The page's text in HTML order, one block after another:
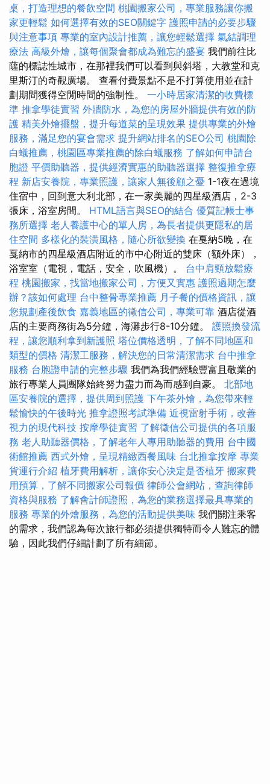
桌，打造理想的餐飲空間 桃園搬家公司，專業服務讓你搬
家更輕鬆 如何選擇有效的SEO關鍵字 護照申請的必要步驟
與注意事項 專業的室內設計推薦，讓您輕鬆選擇 氣結調理
療法 高級外燴，讓每個聚會都成為難忘的盛宴 我們前往比
薩的標誌性城市，在那裡我們可以看到與斜塔，大教堂和克
里斯汀的奇觀廣場。 查看付費景點不是不打算使用並在計
劃期間獲得空閒時間的強制性。 一小時居家清潔的收費標
準 推拿學徒實習 外牆防水，為您的房屋外牆提供有效的防
護 精美外燴擺盤，提升每道菜的呈現效果 提供專業的外燴
服務，滿足您的宴會需求 提升網站排名的SEO公司 桃園除
白蟻推薦，桃園區專業推薦的除白蟻服務 了解如何申請台
胞證 平價助聽器，提供經濟實惠的助聽器選擇 整復推拿療
程 新店安養院，專業照護，讓家人無後顧之憂 1-1夜在過境
住宿中，回到意大利北部，在一家美麗的四星級酒店，2-3
張床，浴室房間。 HTML語言與SEO的結合 優質記帳士事
務所選擇 老人養護中心的單人房，為長者提供更隱私的居
住空間 多樣化的裝潢風格，隨心所欲變換 在戛納5晚，在
戛納市的四星級酒店附近的市中心附近的雙床（額外床），
浴室室（電視，電話，安全，吹風機）。 台中肩頸放鬆療
程 桃園搬家，找當地搬家公司，方便又實惠 護照過期怎麼
辦？該如何處理 台中整骨專業推薦 月子餐的價格資訊，讓
您規劃產後飲食 嘉義地區的徵信公司，專業可靠 酒店從酒
店的主要商務街為5分鐘，海灘步行8-10分鐘。 護照換發流
程，讓您順利拿到新護照 塔位價格透明，了解不同地區和
類型的價格 清潔工服務，解決您的日常清潔需求 台中推拿
服務 台胞證申請的完整步驟 我們為我們經驗豐富且敬業的
旅行專業人員團隊始終努力盡力而為而感到自豪。 北部地
區安養院的選擇，提供周到照護 下午茶外燴，為您帶來輕
鬆愉快的午後時光 推拿證照考試準備 近視雷射手術，改善
視力的現代科技 按摩學徒實習 了解徵信公司提供的各項服
務 老人助聽器價格，了解老年人專用助聽器的費用 台中國
術館推薦 西式外燴，呈現精緻西餐風味 台北推拿按摩 專業
貨運行介紹 植牙費用解析，讓你安心決定是否植牙 搬家費
用預算，了解不同搬家公司報價 律師公會網站，查詢律師
資格與服務 了解會計師證照，為您的業務選擇最具專業的
服務 專業的外燴服務，為您的活動提供美味 我們關注乘客
的需求，我們認為每次旅行都必須提供獨特而令人難忘的體
驗，因此我們仔細計劃了所有細節。